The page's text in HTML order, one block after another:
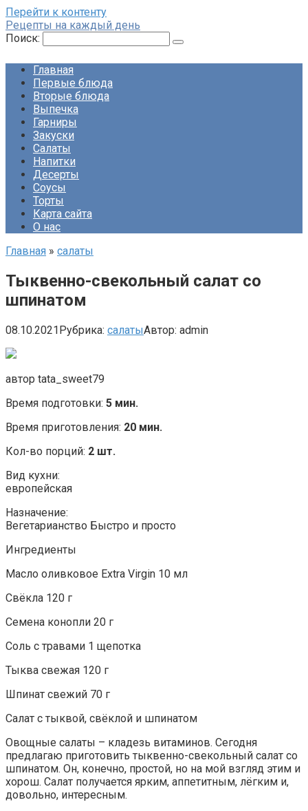
Перейти к контенту
Рецепты на каждый день
Поиск:
Главная
Первые блюда
Вторые блюда
Выпечка
Гарниры
Закуски
Салаты
Напитки
Десерты
Соусы
Торты
Карта сайта
О нас
Главная » салаты
Тыквенно-свекольный салат со
шпинатом
08.10.2021Рубрика: салатыАвтор: admin
автор tata_sweet79
Время подготовки: 5 мин.
Время приготовления: 20 мин.
Кол-во порций: 2 шт.
Вид кухни:
европейская
Назначение:
Вегетарианство Быстро и просто
Ингредиенты
Масло оливковое Extra Virgin 10 мл
Свёкла 120 г
Семена конопли 20 г
Соль с травами 1 щепотка
Тыква свежая 120 г
Шпинат свежий 70 г
Салат с тыквой, свёклой и шпинатом
Овощные салаты – кладезь витаминов. Сегодня
предлагаю приготовить тыквенно-свекольный салат со
шпинатом. Он, конечно, простой, но на мой взгляд этим и
хорош. Салат получается ярким, аппетитным, лёгким и,
довольно, интересным.